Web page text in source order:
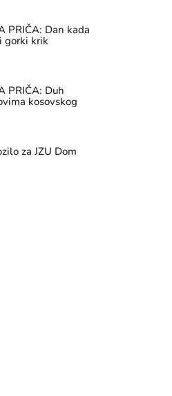
PRIČA: Dan kada
gorki krik
PRIČA: Duh
kosovskog
za JZU Dom